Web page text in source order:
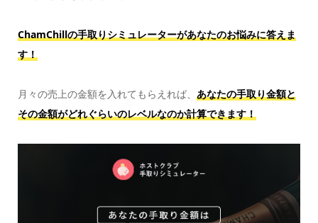
ChamChillの手取りシミュレーターがあなたのお悩みに答えま
す！
月々の売上の金額を入れてもらえれば、 あなたの手取り金額と
その金額がどれぐらいのレベルなのか計算できます！